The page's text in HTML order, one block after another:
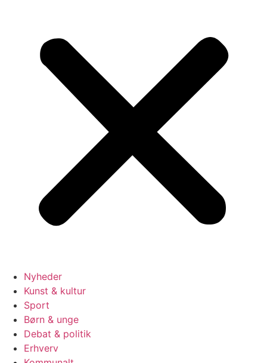
Nyheder
Kunst & kultur
Sport
Børn & unge
Debat & politik
Erhverv